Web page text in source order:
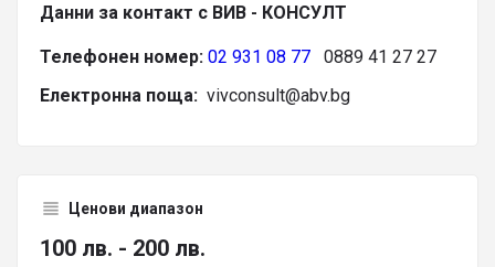
Данни за контакт с ВИВ - КОНСУЛТ
Телефонен номер: 02 931 08 77 0889 41 27 27
Електронна поща: vivconsult@abv.bg
Ценови диапазон
100 лв. - 200 лв.